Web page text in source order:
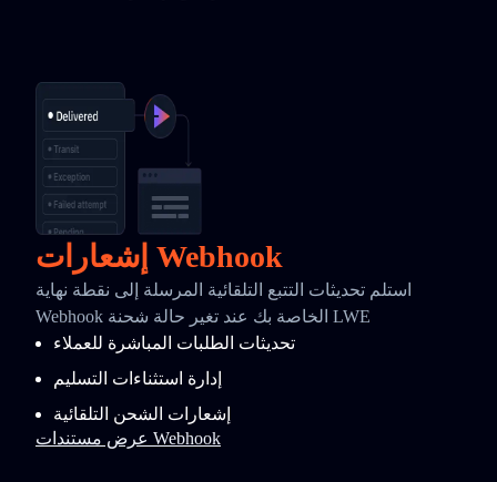
إشعارات Webhook
استلم تحديثات التتبع التلقائية المرسلة إلى نقطة نهاية
Webhook الخاصة بك عند تغير حالة شحنة LWE
تحديثات الطلبات المباشرة للعملاء
إدارة استثناءات التسليم
إشعارات الشحن التلقائية
عرض مستندات Webhook